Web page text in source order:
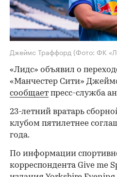
Джеймс Траффорд (Фото: ФК
«Лидс» объявил о
«Манчестер Сити»
сообщает пресс-служба
23-летний вратарь
клубом пятилетнее
года.
По информации
корреспондента Give me